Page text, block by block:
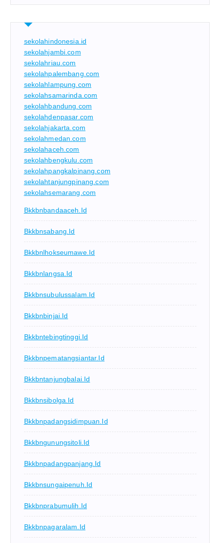
sekolahindonesia.id
sekolahjambi.com
sekolahriau.com
sekolahpalembang.com
sekolahlampung.com
sekolahsamarinda.com
sekolahbandung.com
sekolahdenpasar.com
sekolahjakarta.com
sekolahmedan.com
sekolahaceh.com
sekolahbengkulu.com
sekolahpangkalpinang.com
sekolahtanjungpinang.com
sekolahsemarang.com
Bkkbnbandaaceh.id
Bkkbnsabang.id
Bkkbnlhokseumawe.id
Bkkbnlangsa.id
Bkkbnsubulussalam.id
Bkkbnbinjai.id
Bkkbntebingtinggi.id
Bkkbnpematangsiantar.id
Bkkbntanjungbalai.id
Bkkbnsibolga.id
Bkkbnpadangsidimpuan.id
Bkkbngunungsitoli.id
Bkkbnpadangpanjang.id
Bkkbnsungaipenuh.id
Bkkbnprabumulih.id
Bkkbnpagaralam.id